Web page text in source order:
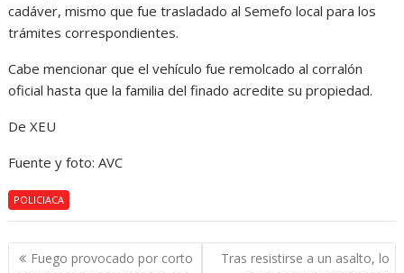
cadáver, mismo que fue trasladado al Semefo local para los
trámites correspondientes.
Cabe mencionar que el vehículo fue remolcado al corralón
oficial hasta que la familia del finado acredite su propiedad.
De XEU
Fuente y foto: AVC
POLICIACA
Navegación
Fuego provocado por corto
Tras resistirse a un asalto, lo